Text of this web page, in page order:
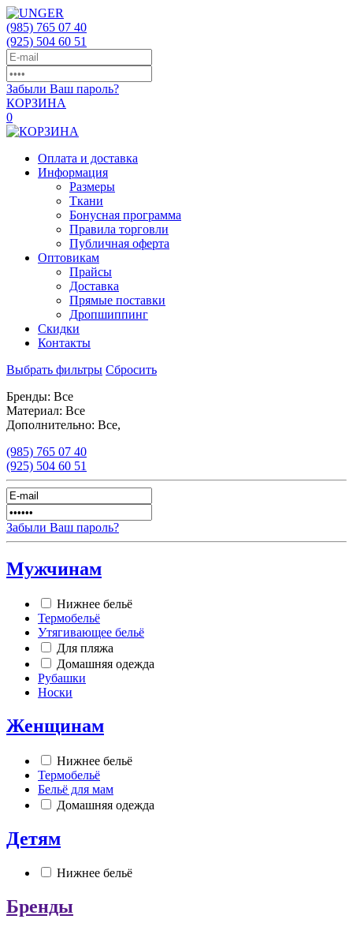
(985) 765 07 40
(925) 504 60 51
Забыли Ваш пароль?
КОРЗИНА
0
Оплата и доставка
Информация
Размеры
Ткани
Бонусная программа
Правила торговли
Публичная оферта
Оптовикам
Прайсы
Доставка
Прямые поставки
Дропшиппинг
Скидки
Контакты
Выбрать фильтры Сбросить
Бренды: Все
Материал: Все
Дополнительно: Все,
(985) 765 07 40
(925) 504 60 51
Забыли Ваш пароль?
Мужчинам
Нижнее бельё
Термобельё
Утягивающее бельё
Для пляжа
Домашняя одежда
Рубашки
Носки
Женщинам
Нижнее бельё
Термобельё
Бельё для мам
Домашняя одежда
Детям
Нижнее бельё
Бренды